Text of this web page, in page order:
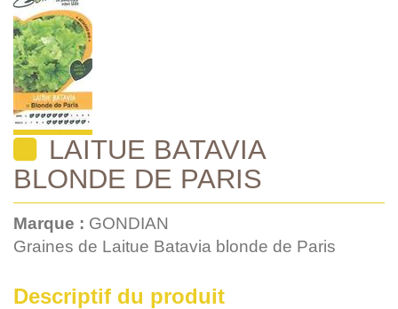
LAITUE BATAVIA
BLONDE DE PARIS
Marque : GONDIAN
Graines de Laitue Batavia blonde de Paris
Descriptif du produit